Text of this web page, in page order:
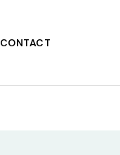
CONTACT